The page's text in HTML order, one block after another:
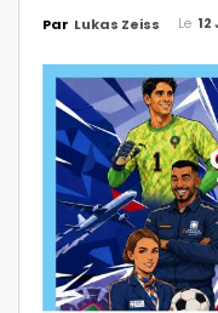
Par Lukas Zeiss Le 12